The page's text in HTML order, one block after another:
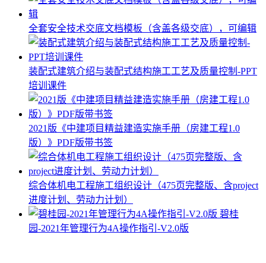
全套安全技术交底文档模板（含盖各级交底），可编辑
装配式建筑介绍与装配式结构施工工艺及质量控制-PPT
培训课件
2021版《中建项目精益建造实施手册（房建工程1.0
版）》PDF版带书签
综合体机电工程施工组织设计（475页完整版、含project
进度计划、劳动力计划）
碧桂
园-2021年管理行为4A操作指引-V2.0版